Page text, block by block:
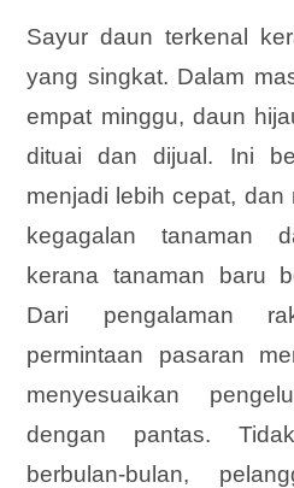
Sayur daun terkenal
yang singkat. Dalam
empat minggu, daun
dituai dan dijual. Ini
menjadi lebih cepat, dan
kegagalan tanaman
kerana tanaman baru
Dari pengalaman
permintaan pasaran
menyesuaikan
dengan pantas.
berbulan-bulan,